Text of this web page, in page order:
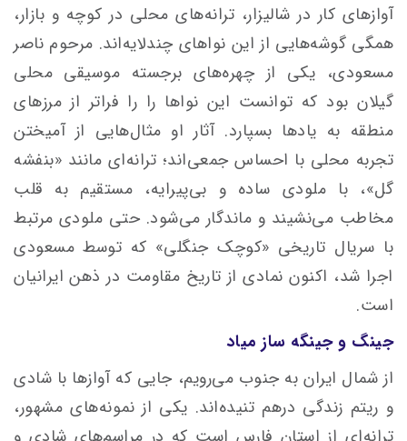
آوازهای کار در شالیزار، ترانه‌های محلی در کوچه و بازار،
همگی گوشه‌هایی از این نواهای چندلایه‌اند. مرحوم ناصر
مسعودی، یکی از چهره‌های برجسته موسیقی محلی
گیلان بود که توانست این نواها را را فراتر از مرزهای
منطقه به یادها بسپارد. آثار او مثال‌هایی از آمیختن
تجربه محلی با احساس جمعی‌اند؛ ترانه‌ای مانند «بنفشه
گل»، با ملودی ساده و بی‌پیرایه، مستقیم به قلب
مخاطب می‌نشیند و ماندگار می‌شود. حتی ملودی مرتبط
با سریال تاریخی «کوچک جنگلی» که توسط مسعودی
اجرا شد، اکنون نمادی از تاریخ مقاومت در ذهن ایرانیان
است.
جینگ و جینگه ساز میاد
از شمال ایران به جنوب می‌رویم، جایی که آوازها با شادی
و ریتم زندگی درهم تنیده‌اند. یکی از نمونه‌های مشهور،